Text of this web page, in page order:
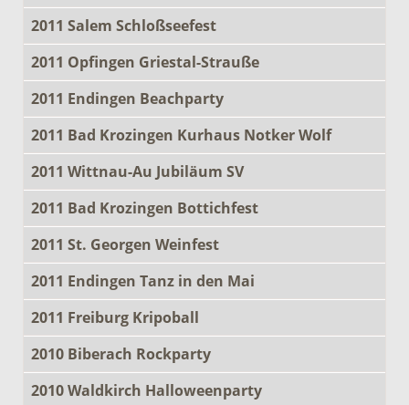
2011 Salem Schloßseefest
2011 Opfingen Griestal-Strauße
2011 Endingen Beachparty
2011 Bad Krozingen Kurhaus Notker Wolf
2011 Wittnau-Au Jubiläum SV
2011 Bad Krozingen Bottichfest
2011 St. Georgen Weinfest
2011 Endingen Tanz in den Mai
2011 Freiburg Kripoball
2010 Biberach Rockparty
2010 Waldkirch Halloweenparty